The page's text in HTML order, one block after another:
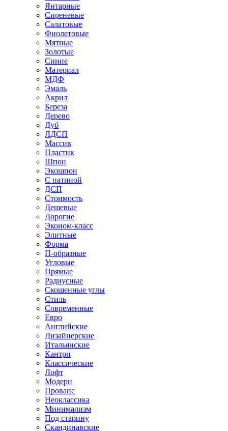
Янтарные
Сиреневые
Салатовые
Фиолетовые
Мятные
Золотые
Синие
Материал
МДФ
Эмаль
Акрил
Береза
Дерево
Дуб
ЛДСП
Массив
Пластик
Шпон
Экошпон
С патиной
ДСП
Стоимость
Дешевые
Дорогие
Эконом-класс
Элитные
Форма
П-образные
Угловые
Прямые
Радиусные
Скошенные углы
Стиль
Современные
Евро
Английские
Дизайнерские
Итальянские
Кантри
Классические
Лофт
Модерн
Прованс
Неоклассика
Минимализм
Под старину
Скандинавские